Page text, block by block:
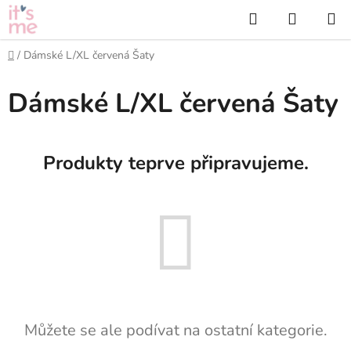
Přejít
na
obsah
Hledat
KOŠÍK
Domů
/ Dámské L/XL červená Šaty
Dámské L/XL červená Šaty
Produkty teprve připravujeme.
Můžete se ale podívat na ostatní kategorie.